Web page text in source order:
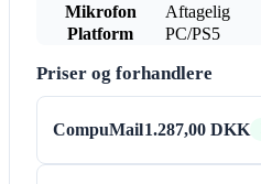
Mikrofon
Aftagelig
Platform
PC/PS5
Priser og forhandlere
CompuMail1.287,00 DKK